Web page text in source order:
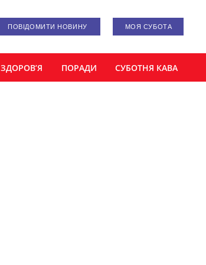
ПОВІДОМИТИ НОВИНУ МОЯ СУБОТА
ЗДОРОВ’Я ПОРАДИ СУБОТНЯ КАВА